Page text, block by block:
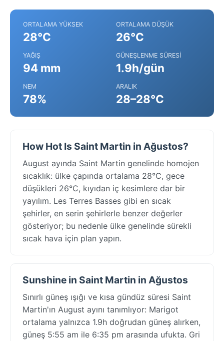
ORTALAMA YÜKSEK
28°C
ORTALAMA DÜŞÜK
26°C
YAĞIŞ
94 mm
GÜNEŞLENME SÜRESI
1.9h/gün
NEM
78%
ARALIK
28–28°C
How Hot Is Saint Martin in Ağustos?
August ayında Saint Martin genelinde homojen
sıcaklık: ülke çapında ortalama 28°C, gece
düşükleri 26°C, kıyıdan iç kesimlere dar bir
yayılım. Les Terres Basses gibi en sıcak
şehirler, en serin şehirlerle benzer değerler
gösteriyor; bu nedenle ülke genelinde sürekli
sıcak hava için plan yapın.
Sunshine in Saint Martin in Ağustos
Sınırlı güneş ışığı ve kısa gündüz süresi Saint
Martin'ın August ayını tanımlıyor: Marigot
ortalama yalnızca 1.9h doğrudan güneş alırken,
güneş 5:55 am ile 6:35 pm arasında ufukta. Gri